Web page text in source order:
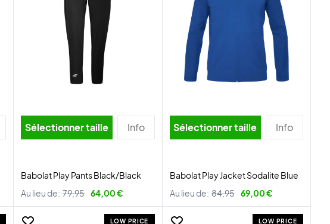
Sélectionner taille Info
Babolat Play Pants Black/Black
Au lieu de: 79,95 64,00 €
Sélectionner taille Info
Babolat Play Jacket Sodalite Blue
Au lieu de: 84,95 69,00 €
LOW PRICE LOW PRICE